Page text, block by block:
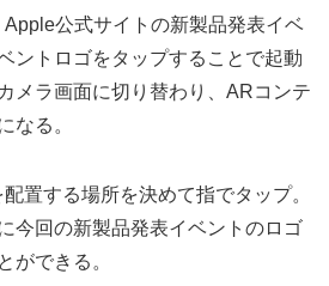
公式サイトの新製品発表イベ
ントロゴをタップすることで起動
メラ画面に切り替わり、ARコンテ
なる。
置する場所を決めて指でタップ。
今回の新製品発表イベントのロゴ
ができる。